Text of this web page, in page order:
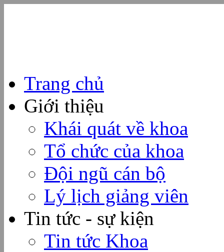
Trang chủ
Giới thiệu
Khái quát về khoa
Tổ chức của khoa
Đội ngũ cán bộ
Lý lịch giảng viên
Tin tức - sự kiện
Tin tức Khoa